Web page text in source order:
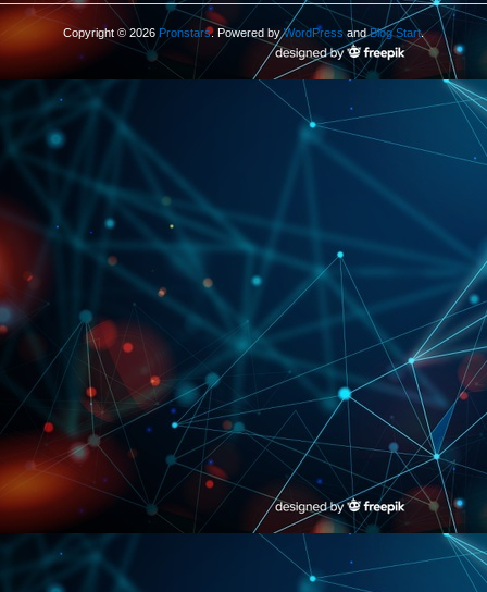
Copyright © 2026 Pronstars. Powered byWordPress andBlog Start.